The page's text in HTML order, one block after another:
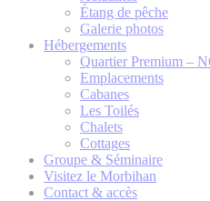
Étang de pêche
Galerie photos
Hébergements
Quartier Premium –
Emplacements
Cabanes
Les Toilés
Chalets
Cottages
Groupe & Séminaire
Visitez le Morbihan
Contact & accès